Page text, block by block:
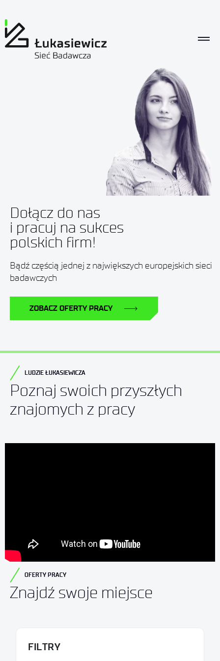
Dołącz do nas
i pracuj na sukces
polskich firm!
Bądź częścią jednej z największych europejskich sieci
badawczych
ZOBACZ OFERTY PRACY
LUDZIE ŁUKASIEWICZA
Poznaj swoich przyszłych
znajomych z pracy
OFERTY PRACY
Znajdź swoje miejsce
FILTRY